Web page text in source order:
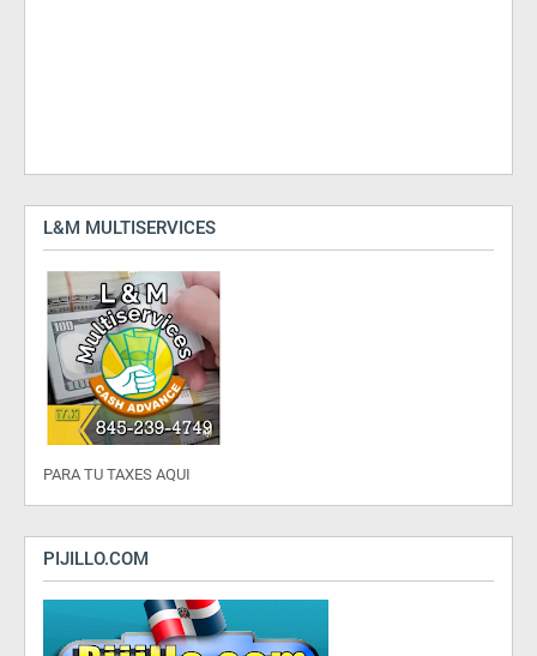
L&M MULTISERVICES
PARA TU TAXES AQUI
PIJILLO.COM